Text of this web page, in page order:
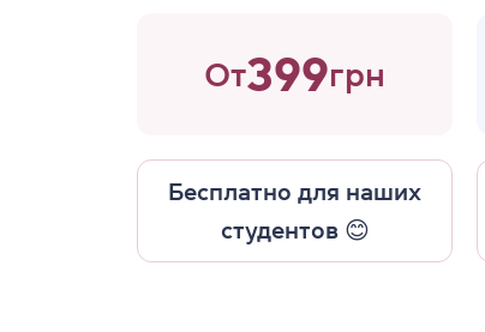
От399грн
Бесплатно для наших
студентов 😊